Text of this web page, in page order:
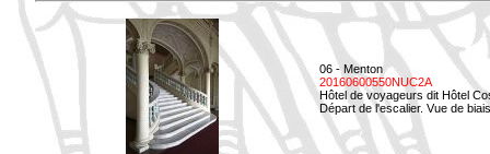
06 - Menton
20160600550NUC2A
Hôtel de voyageurs dit Hôtel
Départ de l'escalier. Vue de